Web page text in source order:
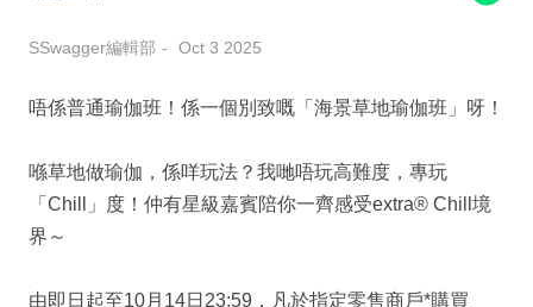
SSwagger編輯部 Oct 3 2025
唔係普通瑜伽班！係一個別致嘅「海景草地瑜伽班」呀！
喺草地做瑜伽，係咩玩法？我哋唔玩高難度，專玩
「Chill」度！仲有星級嘉賓陪你一齊感受extra® Chill境
界～
由即日起至10月14日23:59，凡於指定零售商戶*購買